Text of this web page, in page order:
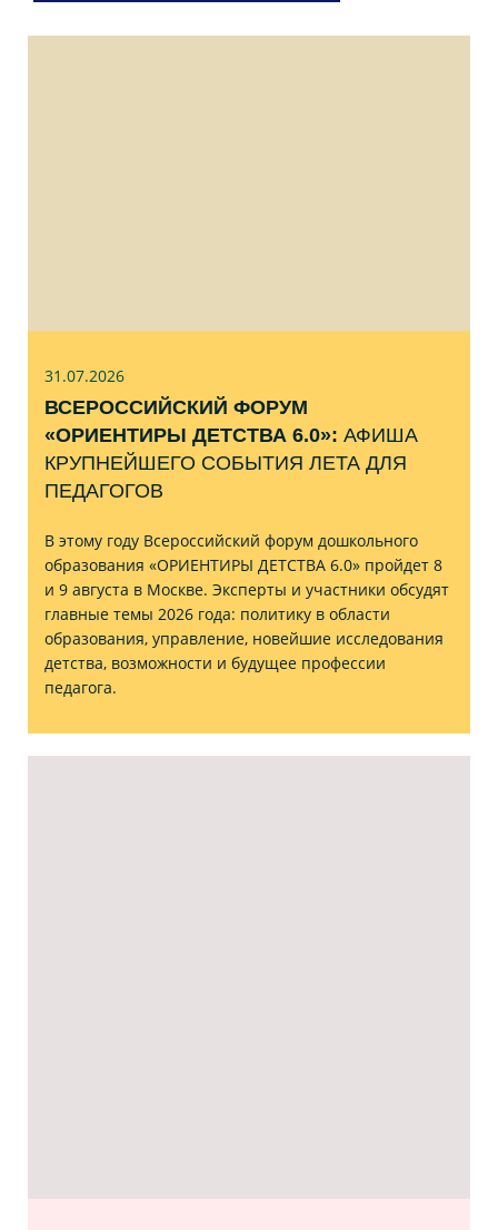
31.07.2026
ВСЕРОССИЙСКИЙ ФОРУМ
«ОРИЕНТИРЫ ДЕТСТВА 6.0»: АФИША
КРУПНЕЙШЕГО СОБЫТИЯ ЛЕТА ДЛЯ
ПЕДАГОГОВ
В этому году Всероссийский форум дошкольного
образования «ОРИЕНТИРЫ ДЕТСТВА 6.0» пройдет 8
и 9 августа в Москве. Эксперты и участники обсудят
главные темы 2026 года: политику в области
образования, управление, новейшие исследования
детства, возможности и будущее профессии
педагога.